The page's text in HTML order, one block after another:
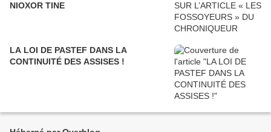
NIOXOR TINE
LA LOI DE PASTEF DANS LA
CONTINUITÉ DES ASSISES !